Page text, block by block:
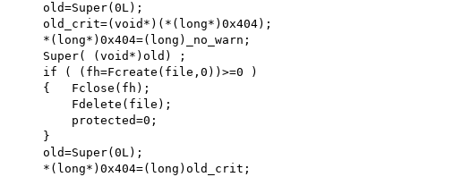
    old=Super(0L);
    old_crit=(void*)(*(long*)0x404);
    *(long*)0x404=(long)_no_warn;
    Super( (void*)old) ;
    if ( (fh=Fcreate(file,0))>=0 )
    {   Fclose(fh);
        Fdelete(file);
        protected=0;
    }
    old=Super(0L);
    *(long*)0x404=(long)old_crit;